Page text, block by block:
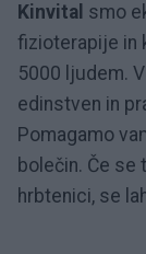
Kinvital smo
fizioterapije in
5000 ljudem.
edinstven in
Pomagamo
bolečin. Če se
hrbtenici, se